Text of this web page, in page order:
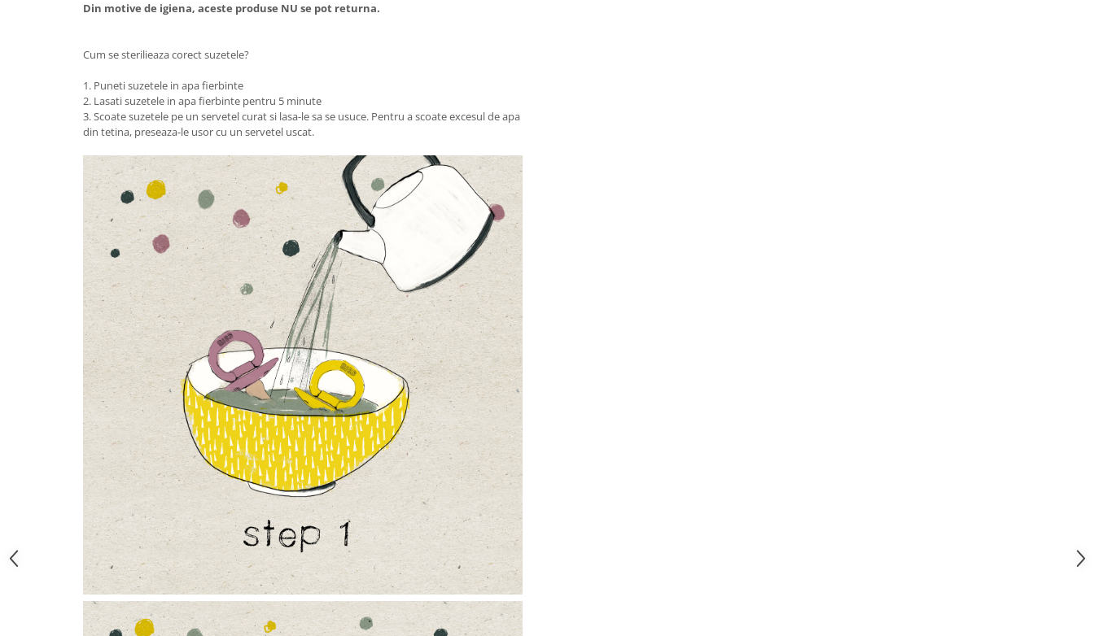
Din motive de igiena, aceste produse NU se pot returna.
Cum se sterilieaza corect suzetele?
1. Puneti suzetele in apa fierbinte
2. Lasati suzetele in apa fierbinte pentru 5 minute
3. Scoate suzetele pe un servetel curat si lasa-le sa se usuce. Pentru a scoate excesul de apa
din tetina, preseaza-le usor cu un servetel uscat.